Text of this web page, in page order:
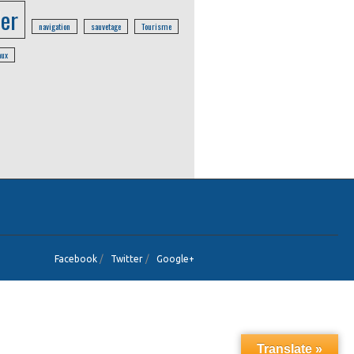
navigation sauvetage Tourisme
Facebook / Twitter / Google+
Translate »